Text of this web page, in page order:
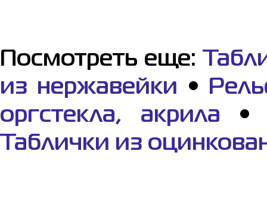
Посмотреть еще:
из нержавейки •
оргстекла, акрила
Таблички из